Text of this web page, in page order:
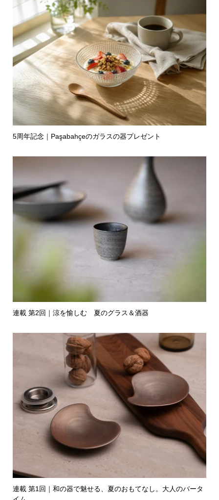
5周年記念｜Paşabahçeのガラスの器プレゼント
連載 第2回｜涼を愉しむ 夏のグラス＆酒器
連載 第1回｜和の器で魅せる、夏のおもてなし。大人のバータ